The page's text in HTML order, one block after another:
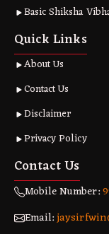
Basic Shiksha
Quick Links
About Us
Contact Us
Disclaimer
Privacy Policy
Contact Us
Mobile Number:
Email: